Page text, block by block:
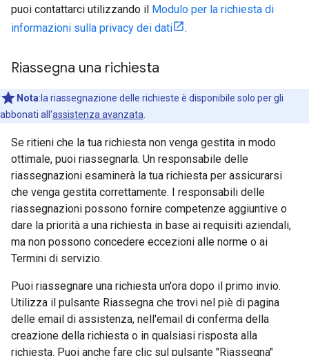
puoi contattarci utilizzando il Modulo per la richiesta di
informazioni sulla privacy dei dati
.
Riassegna una richiesta
Nota:la riassegnazione delle richieste è disponibile solo per gli
abbonati all'assistenza avanzata
Se ritieni che la tua richiesta non venga gestita in modo
ottimale, puoi riassegnarla. Un responsabile delle
riassegnazioni esaminerà la tua richiesta per assicurarsi
che venga gestita correttamente. I responsabili delle
riassegnazioni possono fornire competenze aggiuntive o
dare la priorità a una richiesta in base ai requisiti aziendali,
ma non possono concedere eccezioni alle norme o ai
Termini di servizio.
Puoi riassegnare una richiesta un'ora dopo il primo invio.
Utilizza il pulsante Riassegna che trovi nel piè di pagina
delle email di assistenza, nell'email di conferma della
creazione della richiesta o in qualsiasi risposta alla
richiesta. Puoi anche fare clic sul pulsante "Riassegna"